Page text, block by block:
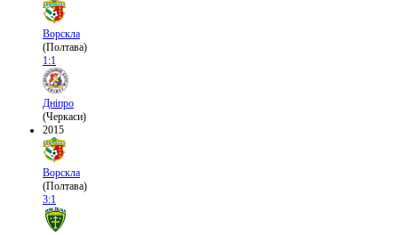
Ворскла
(Полтава)
1:1
Дніпро
(Черкаси)
2015
Ворскла
(Полтава)
3:1